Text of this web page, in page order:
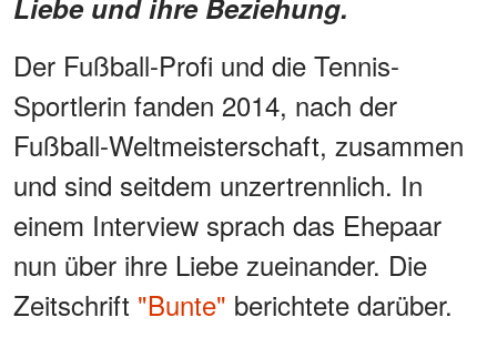
Der Fußball-Profi und die Tennis-
Sportlerin fanden 2014, nach der
Fußball-Weltmeisterschaft, zusammen
und sind seitdem unzertrennlich. In
einem Interview sprach das Ehepaar
nun über ihre Liebe zueinander. Die
Zeitschrift "Bunte" berichtete darüber.